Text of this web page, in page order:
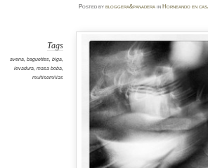
Postedbybloggera&panadera inHorneando en
Tags
avena, baguettes, biga,
levadura, masa boba,
multisemillas